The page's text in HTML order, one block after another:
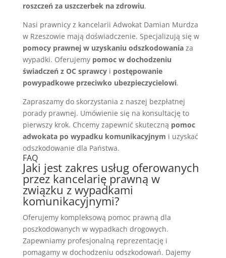
roszczeń za uszczerbek na zdrowiu.
Nasi prawnicy z kancelarii Adwokat Damian Murdza
w Rzeszowie mają doświadczenie. Specjalizują się w
pomocy prawnej w uzyskaniu odszkodowaniaza
wypadki. Oferujemy pomoc w dochodzeniu
świadczeń z OC sprawcyi postępowanie
powypadkowe przeciwko ubezpieczycielowi.
Zapraszamy do skorzystania z naszej bezpłatnej
porady prawnej. Umówienie się na konsultację to
pierwszy krok. Chcemy zapewnić skuteczną pomoc
adwokata po wypadku komunikacyjnym i uzyskać
odszkodowanie dla Państwa.
FAQ
Jaki jest zakres usług oferowanych
przez kancelarię prawną w
związku z wypadkami
komunikacyjnymi?
Oferujemy kompleksową pomoc prawną dla
poszkodowanych w wypadkach drogowych.
Zapewniamy profesjonalną reprezentację i
pomagamy w dochodzeniu odszkodowań. Dajemy